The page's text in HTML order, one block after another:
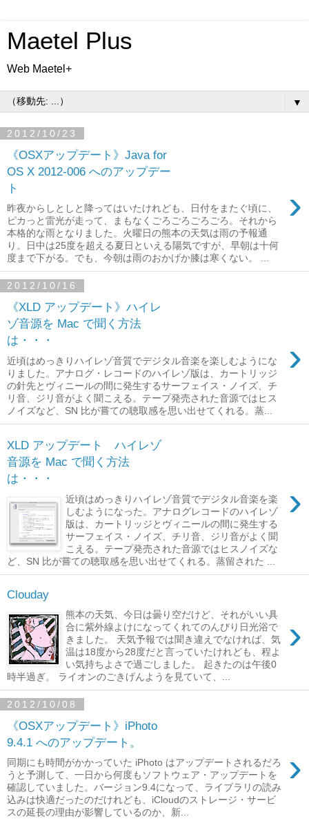
Maetel Plus
Web Maetel+
▼
2012/10/23
《OSXアップデート》Java for
OS X 2012-006 へのアップデー
ト
›
昨夜からしとしと降ってはいたけれども、日付をまたぐ頃に、
ピカっと雷光が走って、まもなくごろごろごろごろ。それから
本格的な雨となりました。火曜日の熊本の天気は雨の予報通
り。日中は25度を超える夏日といえる陽気ですが、早朝は十何
度まで下がる。でも、今朝は雨のおかげか膝は寒くない。 ...
2012/10/16
《XLD アップデート》ハイレ
ゾ音源を Mac で聞く方法
は・・・
›
近頃はめっきりハイレゾ音質でデジタル音楽を楽しむようにな
りました。アナログ・レコードのハイレゾ版は、カートリッジ
の針先とヴィニールの間に発生するサーフェイス・ノイズ、チ
リ音、ジリ音がよく聞こえる。テープ発売された音源ではヒス
ノイズなど、SN 比が嘗ての聴取感を思い出せてくれる。蒸...
XLD アップデート ハイレゾ
音源を Mac で聞く方法
は・・・
›
近頃はめっきりハイレゾ音質でデジタル音楽を楽
しむようになった。アナログレコードのハイレゾ
版は、カートリッジとヴィニールの間に発生する
サーフェイス・ノイズ、チリ音、ジリ音がよく聞
こえる。テープ発売された音源ではヒスノイズな
ど、SN 比が嘗ての聴取感を思い出せてくれる。蒸留された ...
Clouday
›
熊本の天気、今日は曇り空だけど、それがいい具
合に紫外線よけになってくれてのんびり日光浴で
きました。 天気予報では聞き違えでなければ、気
温は18度から28度だと言っていたけれども、程よ
い気持ちよさで過ごしました。 起きたのは午後0
時半過ぎ。 ライオンのごきげんようを見ていて、...
2012/10/08
《OSXアップデート》iPhoto
9.4.1 へのアップデート。
›
同期にも時間がかかっていた iPhoto はアップデートされるだろ
うと予測して、一日から何度もソフトウェア・アップデートを
確認していました。バージョン9.4になって、ライブラリの読み
込みは快適だったのだけれども、iCloudのストレージ・サービ
スの延長の理由が影響しているのか、新...